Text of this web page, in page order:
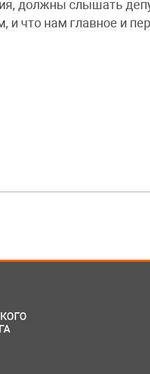
должны слышать
и что нам главное и